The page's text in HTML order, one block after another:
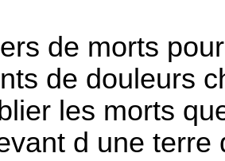
de morts
de douleurs
les morts
d une terre